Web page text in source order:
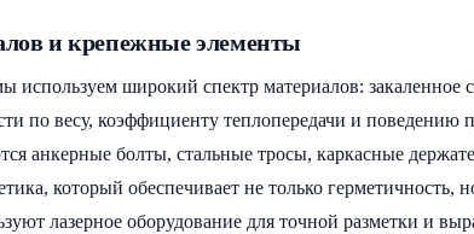
и крепежные элементы
используем широкий спектр материалов:
по весу, коэффициенту теплопередачи и
анкерные болты, стальные тросы, каркасные
который обеспечивает не только
лазерное оборудование для точной разметки и